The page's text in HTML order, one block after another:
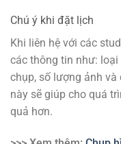
Chú ý khi đặt lịch
Khi liên hệ với các
các thông tin như:
chụp, số lượng ảnh và
này sẽ giúp cho quá
quả hơn.